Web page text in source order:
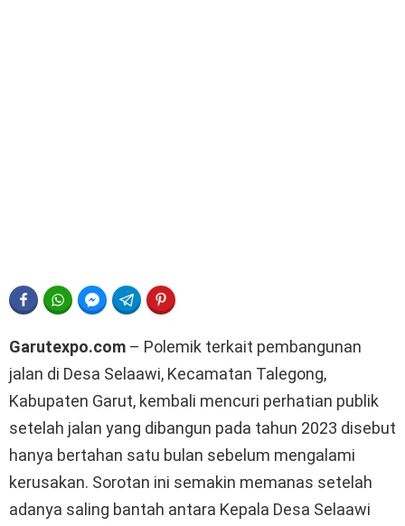
FACEBOOKWHATSAPPFACEBOOK MESSENGER
TELEGRAM
Garutexpo.com – Polemik terkait pembangunan
jalan di Desa Selaawi, Kecamatan Talegong,
Kabupaten Garut, kembali mencuri perhatian publik
setelah jalan yang dibangun pada tahun 2023 disebut
hanya bertahan satu bulan sebelum mengalami
kerusakan. Sorotan ini semakin memanas setelah
adanya saling bantah antara Kepala Desa Selaawi